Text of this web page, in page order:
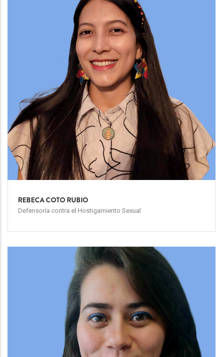
REBECA COTO RUBIO
Defensoría contra el Hostigamiento Sexual